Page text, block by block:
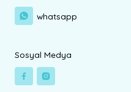
whatsapp
Sosyal Medya